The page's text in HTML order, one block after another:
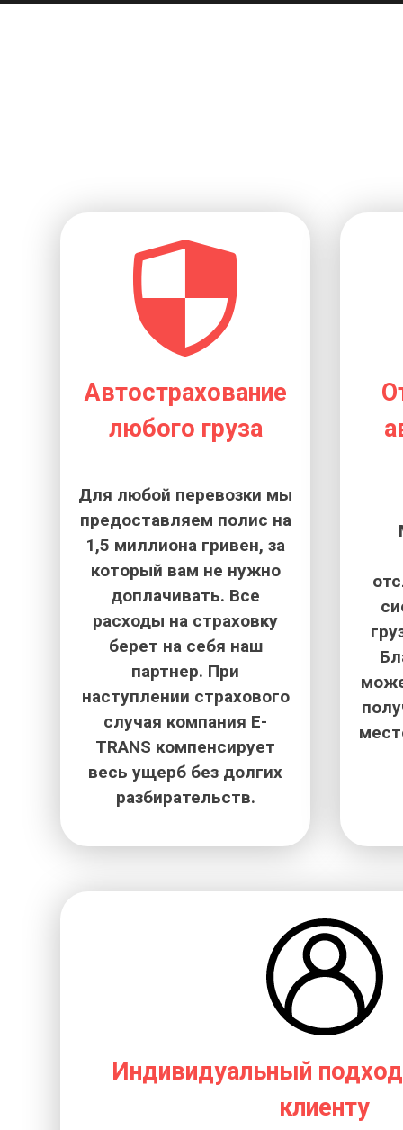
Автострахование
любого груза
Для любой перевозки мы
предоставляем полис на
1,5 миллиона гривен, за
который вам не нужно
доплачивать. Все
расходы на страховку
берет на себя наш
партнер. При
наступлении страхового
случая компания E-
TRANS компенсирует
весь ущерб без долгих
разбирательств.
Индивидуальный
клиенту